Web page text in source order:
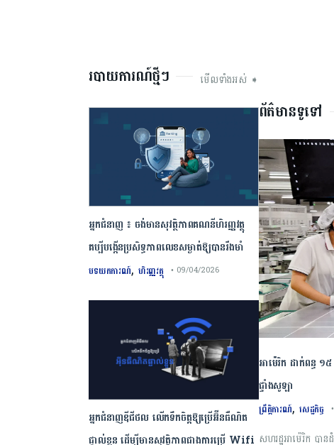
របាយការណ៍ថ្មីៗ មើលទាំងអស់ ➧
អ្នកជំនាញ ៖ ចង់មានសុវត្ថិភាពគណនីហិរញ្ញវត្ថុ
គប្បីបង្កើនប្រសិទ្ធភាពលេខសម្ងាត់ឱ្យបានរឹងមាំ
បទយកការណ៍, ហិរញ្ញវត្ថុ • 09/04/2026
អ្នកជំនាញឌីជីថល លើកទឹកចិត្តឱ្យប្រើអ៊ីនធឺណិត
ផ្ទាល់ខ្លួន ដើម្បីមានសុវត្ថិភាពជាងការប្រើ Wifi​
ព័ត៌មានទូទៅ
អាម៉េរិក ដាក់ពន្ធ
ផ្ទាំងសូឡា
ព្រឹត្តិការណ៍, សេដ្ឋកិច្ច
សហរដ្ឋអាម៉េរិក